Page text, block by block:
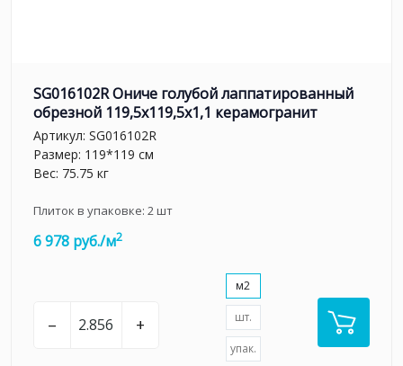
SG016102R Ониче голубой лаппатированный
обрезной 119,5x119,5x1,1 керамогранит
Артикул: SG016102R
Размер: 119*119 см
Вес: 75.75 кг
Плиток в упаковке: 2шт
6 978 руб./м2
– +
м2
шт.
упак.